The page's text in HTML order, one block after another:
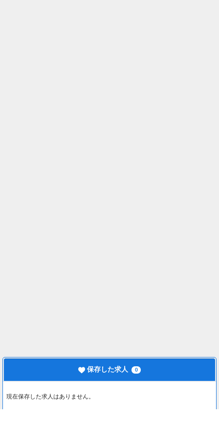
保存した求人 0
現在保存した求人はありません。